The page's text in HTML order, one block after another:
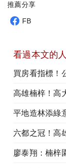
推薦分享
FB
看過本文的
買房看指標！
高雄楠梓！高
平地造林添綠
六都之冠！高
廖泰翔：楠梓